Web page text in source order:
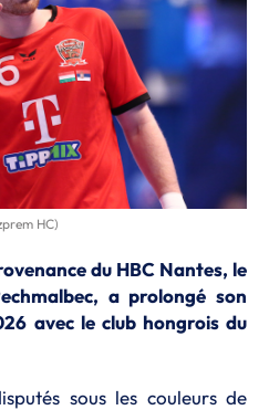
HC)
du HBC Nantes, le
a prolongé son
avec le club hongrois du
sous les couleurs de